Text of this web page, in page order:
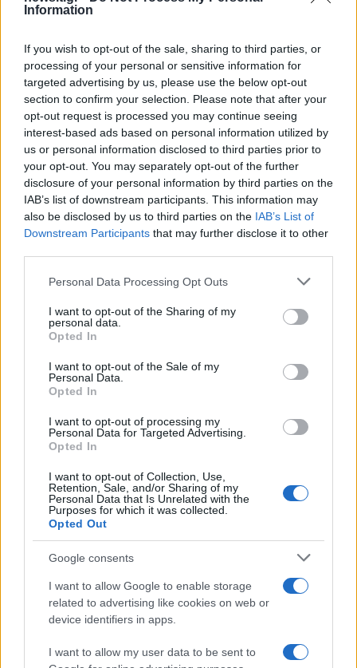
Information
If you wish to opt-out of the sale, sharing to third parties, or
processing of your personal or sensitive information for
targeted advertising by us, please use the below opt-out
section to confirm your selection. Please note that after your
opt-out request is processed you may continue seeing
interest-based ads based on personal information utilized by
us or personal information disclosed to third parties prior to
your opt-out. You may separately opt-out of the further
disclosure of your personal information by third parties on the
IAB’s list of downstream participants. This information may
also be disclosed by us to third parties on the IAB’s List of
Downstream Participants that may further disclose it to other
Please note that this website/app uses one or more Google
not limited to your visit or usage behaviour. You may click to
grant or deny consent to Google and its third-party tags to
use your data for below specified purposes in below Google
consent section.
Personal Data Processing Opt Outs
I want to opt-out of the Sharing of my
personal data.
Opted In
I want to opt-out of the Sale of my
Personal Data.
Opted In
I want to opt-out of processing my
Personal Data for Targeted Advertising.
Opted In
I want to opt-out of Collection, Use,
Retention, Sale, and/or Sharing of my
Personal Data that Is Unrelated with the
Purposes for which it was collected.
Opted Out
Google consents
I want to allow Google to enable storage
related to advertising like cookies on web or
device identifiers in apps.
I want to allow my user data to be sent to
αξιοποίηση της συνεργασίας με την EBRD για
ωρίμανσης έργων ΣΔΙΤ, με ορόσημα την
αξιοποίηση 3 έργων στο 4ο τρίμηνο.
Φυσικά, η κυβέρνηση έρχεται με… φόρα από το
2023, καθώς μέσα στο έτος κατάφερε να φέρει
στα δημόσια ταμεία, συνολικούς πόρους ύψους
11,2 δισ. ευρώ, αυξημένους κατά 176 εκατ.
ευρώ σε σύγκριση με το 2022.
ΔΙΑΦΗΜΙΣΗ
Αν τα χάσατε
Από τη θεωρία στην πράξη:
Ψάθα: «Δεν υπήρξε